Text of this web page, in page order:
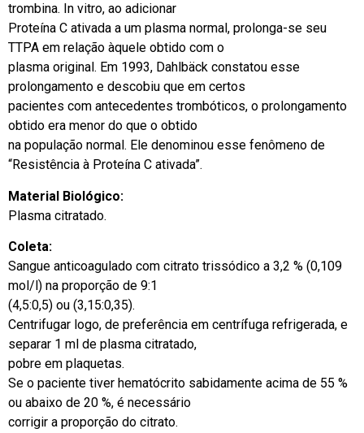
trombina. In vitro, ao adicionar
Proteína C ativada a um plasma normal, prolonga-se seu
TTPA em relação àquele obtido com o
plasma original. Em 1993, Dahlbäck constatou esse
prolongamento e descobiu que em certos
pacientes com antecedentes trombóticos, o prolongamento
obtido era menor do que o obtido
na população normal. Ele denominou esse fenômeno de
“Resistência à Proteína C ativada”.
Material Biológico:
Plasma citratado.
Coleta:
Sangue anticoagulado com citrato trissódico a 3,2 % (0,109
mol/l) na proporção de 9:1
(4,5:0,5) ou (3,15:0,35).
Centrifugar logo, de preferência em centrífuga refrigerada, e
separar 1 ml de plasma citratado,
pobre em plaquetas.
Se o paciente tiver hematócrito sabidamente acima de 55 %
ou abaixo de 20 %, é necessário
corrigir a proporção do citrato.